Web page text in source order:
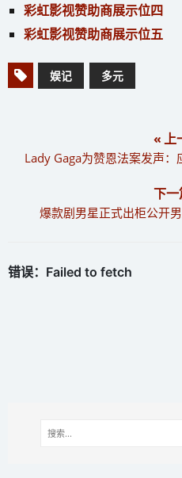
彩虹影视赞助商展示位四
彩虹影视赞助商展示位五
娱记 多元
« 上
Lady Gaga为赞恩法案发声
下一
爆款剧男星正式出柜公开